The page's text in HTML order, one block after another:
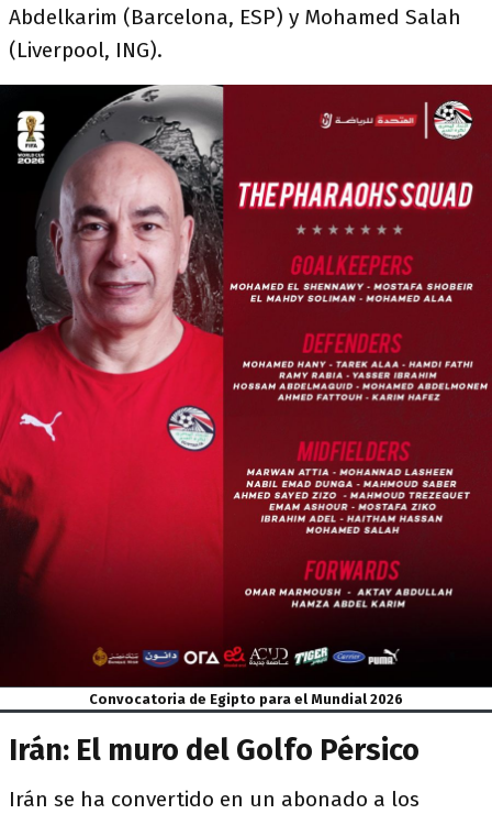
Abdelkarim (Barcelona, ESP) y Mohamed Salah
(Liverpool, ING).
Convocatoria de Egipto para el Mundial 2026
Irán: El muro del Golfo Pérsico
Irán se ha convertido en un abonado a los